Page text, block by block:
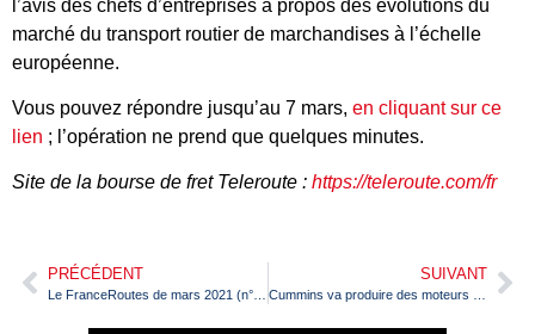
l’avis des chefs d’entreprises à propos des évolutions du
marché du transport routier de marchandises à l’échelle
européenne.
Vous pouvez répondre jusqu’au 7 mars, en cliquant sur ce
lien ; l’opération ne prend que quelques minutes.
Site de la bourse de fret Teleroute : https://teleroute.com/fr
PRÉCÉDENT SUIVANT